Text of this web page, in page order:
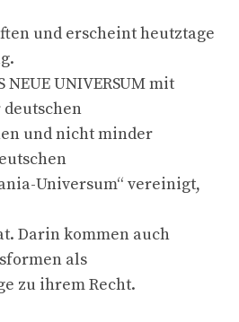
und erscheint heutztage
NEUE UNIVERSUM mit
und nicht minder
Universum“ vereinigt,
Darin kommen auch
als
zu ihrem Recht.